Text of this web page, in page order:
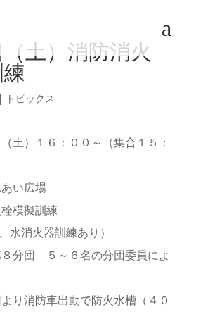
土）消防消火
| トピックス
土）１６：００～（集合１５：
い広場
模擬訓練
水消火器訓練あり）
分団 ５～６名の分団委員によ
り消防車出動で防火水槽（４０